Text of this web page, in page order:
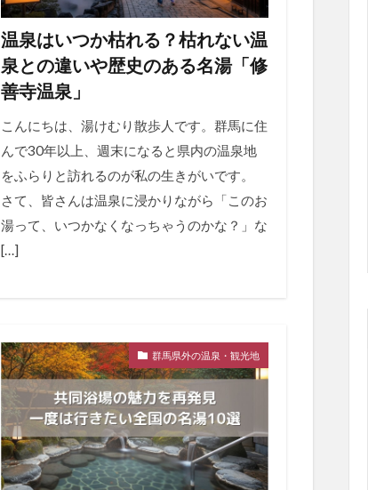
温泉はいつか枯れる？枯れない温
泉との違いや歴史のある名湯「修
善寺温泉」
こんにちは、湯けむり散歩人です。群馬に住
んで30年以上、週末になると県内の温泉地
をふらりと訪れるのが私の生きがいです。
さて、皆さんは温泉に浸かりながら「このお
湯って、いつかなくなっちゃうのかな？」な
[…]
群馬県外の温泉・観光地